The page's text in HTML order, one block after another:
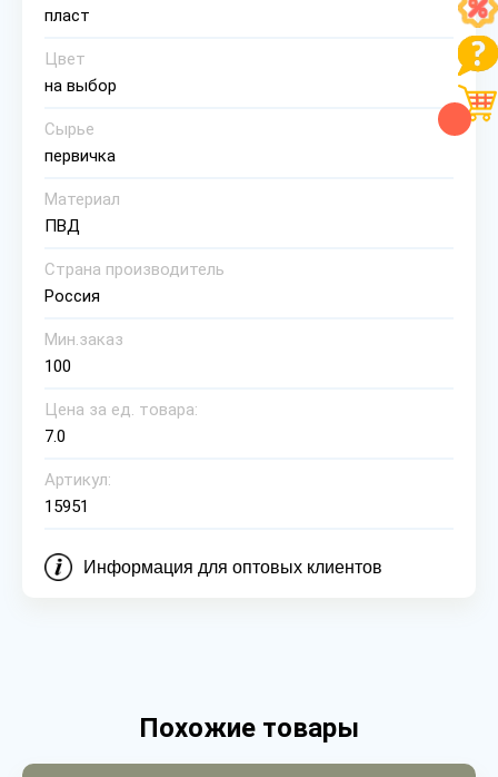
пласт
Цвет
на выбор
Сырье
первичка
Материал
ПВД
Страна производитель
Россия
Мин.заказ
100
Цена за ед. товара:
7.0
Артикул:
15951
Информация для оптовых клиентов
Похожие товары